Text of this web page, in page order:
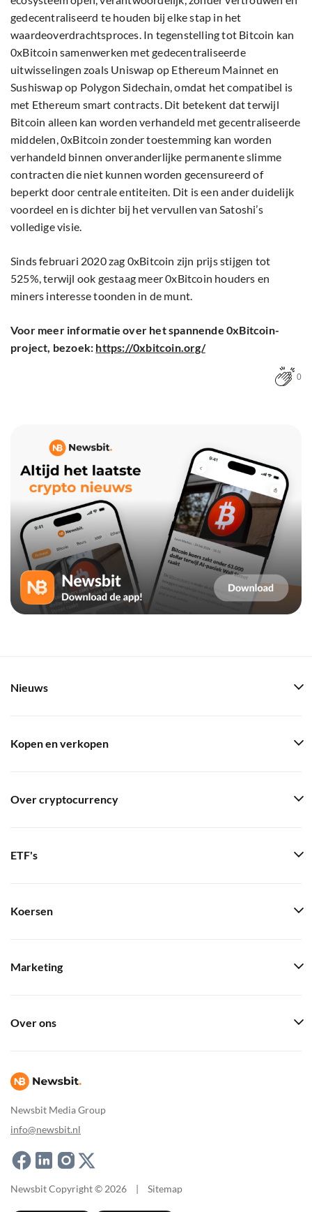
gedecentraliseerd te houden bij elke stap in het
waardeoverdrachtsproces. In tegenstelling tot Bitcoin kan
0xBitcoin samenwerken met gedecentraliseerde
uitwisselingen zoals Uniswap op Ethereum Mainnet en
Sushiswap op Polygon Sidechain, omdat het compatibel is
met Ethereum smart contracts. Dit betekent dat terwijl
Bitcoin alleen kan worden verhandeld met gecentraliseerde
middelen, 0xBitcoin zonder toestemming kan worden
verhandeld binnen onveranderlijke permanente slimme
contracten die niet kunnen worden gecensureerd of
beperkt door centrale entiteiten. Dit is een ander duidelijk
voordeel en is dichter bij het vervullen van Satoshi’s
volledige visie.
Sinds februari 2020 zag 0xBitcoin zijn prijs stijgen tot
525%, terwijl ook gestaag meer 0xBitcoin houders en
miners interesse toonden in de munt.
Voor meer informatie over het spannende 0xBitcoin-
project, bezoek: https://0xbitcoin.org/
0
Newsbit Media Group
info@newsbit.nl
Nieuws
Kopen en verkopen
Over cryptocurrency
ETF's
Koersen
Marketing
Over ons
Newsbit Copyright © 2026 | Sitemap